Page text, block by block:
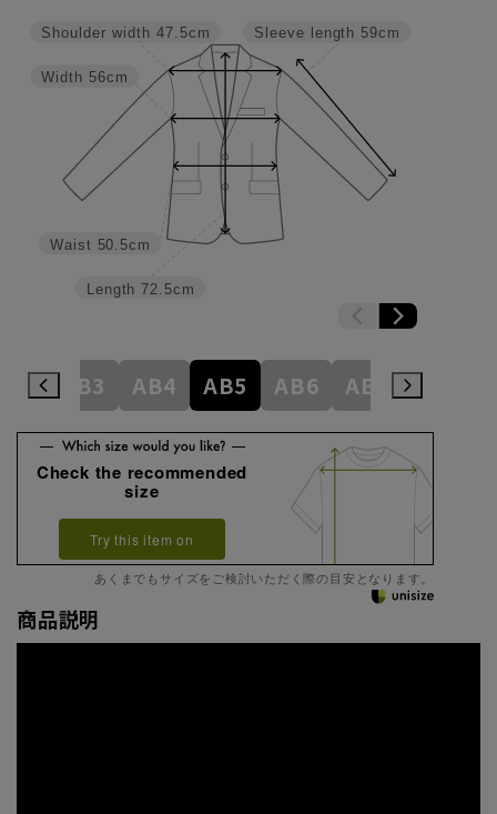
Sleeve length 59cm
Length 72.5cm
Waist 50.5cm
Width 56cm
Shoulder width 47.5cm
A8 AB3 AB4 AB5 AB6 AB7 AB8
Check the recommended
size
Try this item on
あくまでもサイズをご検討いただく際の目安となります。
商品説明